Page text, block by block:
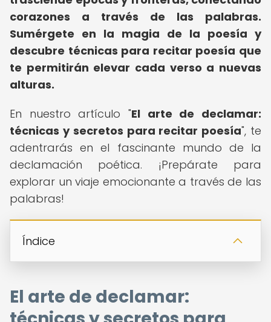
corazones a través de las palabras.
Sumérgete en la magia de la poesía y
descubre técnicas para recitar poesía que
te permitirán elevar cada verso a nuevas
alturas.
En nuestro artículo "El arte de declamar:
técnicas y secretos para recitar poesía", te
adentrarás en el fascinante mundo de la
declamación poética. ¡Prepárate para
explorar un viaje emocionante a través de las
palabras!
Índice
El arte de declamar: